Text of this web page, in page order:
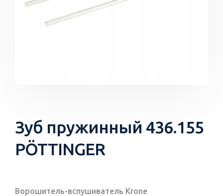
Зуб пружинный 436.155
PÖTTINGER
Ворошитель-вспушиватель Krone